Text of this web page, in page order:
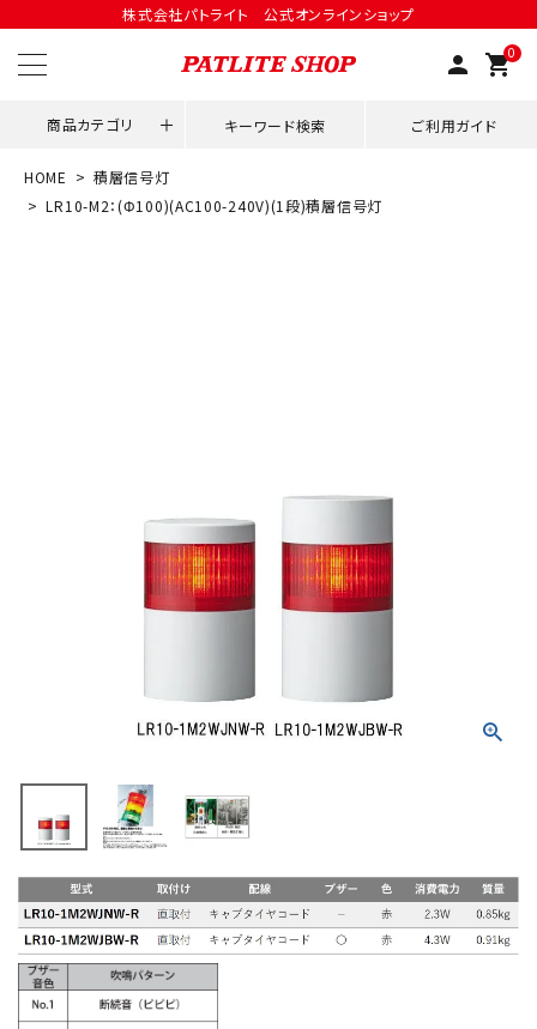
株式会社パトライト 公式オンラインショップ
person 0
shopping_cart
商品カテゴリ キーワード検索 ご利用ガイド
領収書発行はこちら
積層信号灯
光音一体型
LED照明
センサ機器
HOME
積層信号灯
LR10-M2：(Φ100)(AC100-240V)(1段)積層信号灯